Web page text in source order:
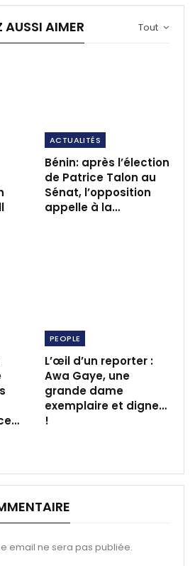
Tout
AUSSI AIMER
ACTUALITÉS
Bénin: après l’élection
de Patrice Talon au
Sénat, l’opposition
appelle à la…
PEOPLE
L’œil d’un reporter :
Awa Gaye, une
grande dame
exemplaire et digne…
!
email ne sera pas publiée.